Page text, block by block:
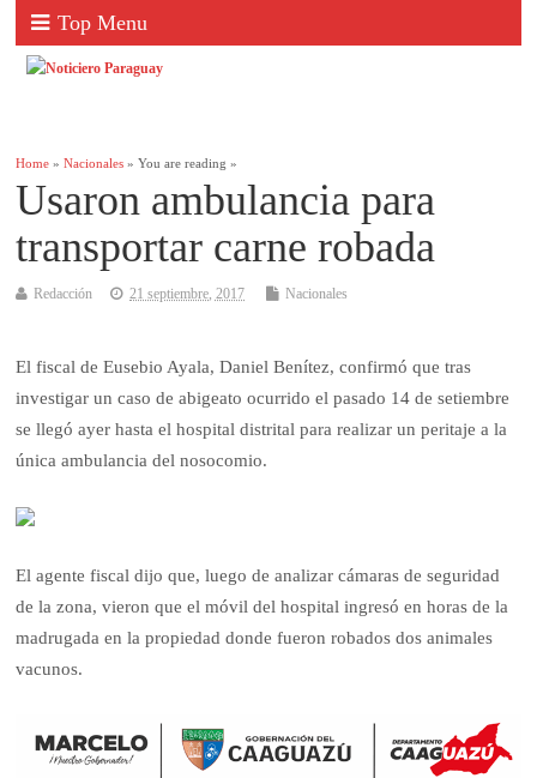
Top Menu
Home »Nacionales » You are reading »
Usaron ambulancia para
transportar carne robada
Redacción 21 septiembre, 2017 Nacionales
El fiscal de Eusebio Ayala, Daniel Benítez, confirmó que tras
investigar un caso de abigeato ocurrido el pasado 14 de setiembre
se llegó ayer hasta el hospital distrital para realizar un peritaje a la
única ambulancia del nosocomio.
El agente fiscal dijo que, luego de analizar cámaras de seguridad
de la zona, vieron que el móvil del hospital ingresó en horas de la
madrugada en la propiedad donde fueron robados dos animales
vacunos.